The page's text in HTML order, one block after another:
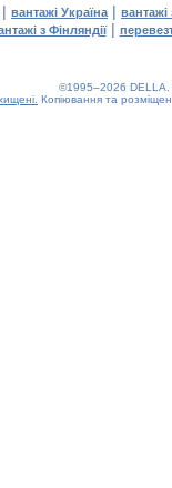
| вантажі Україна |
з Фінляндії|
©1995–2026 DELLA.
Копіювання та